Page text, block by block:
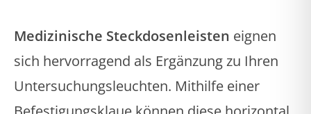
Medizinische Steckdosenleisten eignen
sich hervorragend als Ergänzung zu Ihren
Untersuchungsleuchten. Mithilfe einer